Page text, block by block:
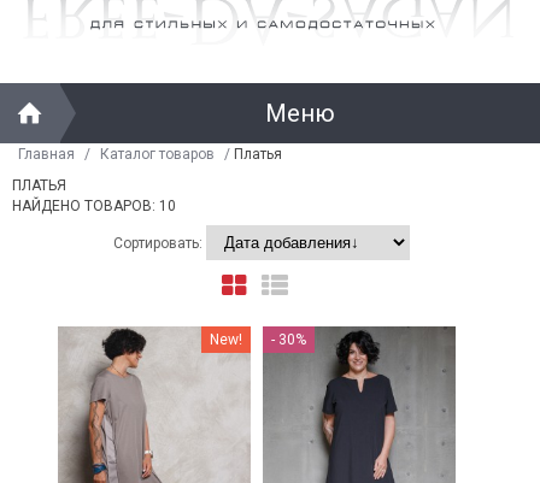
Меню
Главная / Каталог товаров / Платья
ПЛАТЬЯ
НАЙДЕНО ТОВАРОВ: 10
Сортировать:
New! - 30%